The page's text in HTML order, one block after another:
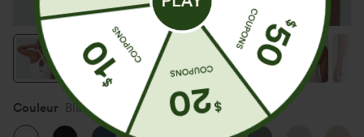
Couleur Blanc